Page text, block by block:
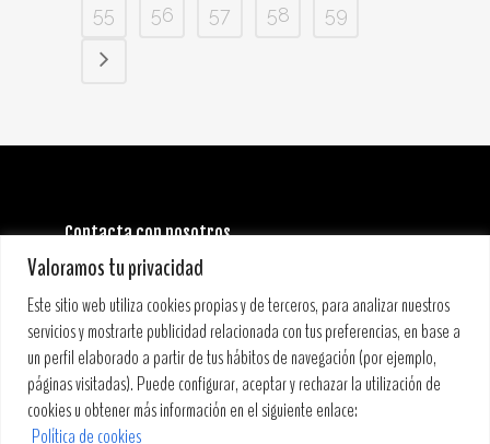
Valoramos tu privacidad
Este sitio web utiliza cookies propias y de terceros, para analizar nuestros
servicios y mostrarte publicidad relacionada con tus preferencias, en base a
un perfil elaborado a partir de tus hábitos de navegación (por ejemplo,
páginas visitadas). Puede configurar, aceptar y rechazar la utilización de
cookies u obtener más información en el siguiente enlace:
Política de cookies
55
56 57 58 59
Contacta con nosotros
INFORMACIÓN GENERAL:
info@stoneandmusicfestival.com
PRENSA:
prensa@stoneandmusicfestival.com